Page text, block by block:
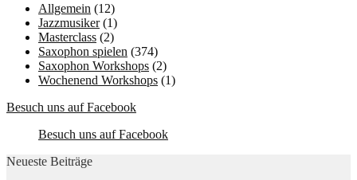
Allgemein (12)
Jazzmusiker(1)
Masterclass (2)
Saxophon spielen (374)
Saxophon Workshops (2)
Wochenend Workshops (1)
Besuch uns auf Facebook
Besuch uns auf Facebook
Neueste Beiträge